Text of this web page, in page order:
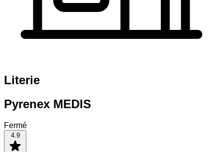
Literie
Pyrenex MEDIS
Fermé
4.9